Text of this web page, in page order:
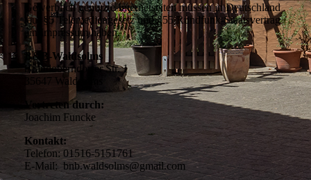
Gewerblich genutzte Internetseiten müssen in Deutschland
laut §5 Telemediengesetz und §55 Rundfunk-Staatsvertrag
ein Impressum haben.
B&B-Waldsolms
Brandoberndorfer Str. 1
35647 Waldsolms
Vertreten durch:
Joachim Funcke
Kontakt:
Telefon: 01516-5151761
E-Mail: bnb.waldsolms@gmail.com